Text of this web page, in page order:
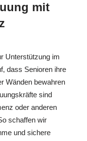
mit
Unterstützung im
dass Senioren ihre
Wänden bewahren
sind
oder anderen
schaffen wir
und sichere